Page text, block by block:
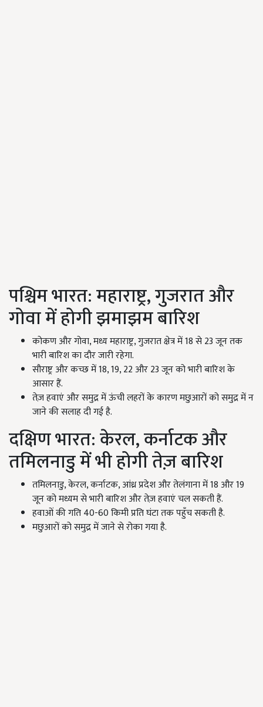
पश्चिम भारत: महाराष्ट्र,गुजरात और
गोवा में होगी झमाझम बारिश
कोकण और गोवा,मध्य महाराष्ट्र,गुजरात क्षेत्र में18से23जून तक
भारी बारिश का दौर जारी रहेगा.
सौराष्ट्र और कच्छ में 18, 19, 22और23जून को भारी बारिश के
आसार हैं.
तेज़ हवाएं और समुद्र में ऊंची लहरों के कारण मछुआरों को समुद्र में न
जाने की सलाह दी गई है.
दक्षिण भारत: केरल,कर्नाटक और
तमिलनाडु में भी होगी तेज़ बारिश
तमिलनाडु,केरल,कर्नाटक,आंध्र प्रदेश और तेलंगाना में18 और19
जून को मध्यम से भारी बारिश और तेज़ हवाएं चल सकती हैं.
हवाओं की गति 40-60किमी प्रति घंटा तक पहुँच सकती है.
मछुआरों को समुद्र में जाने से रोका गया है.